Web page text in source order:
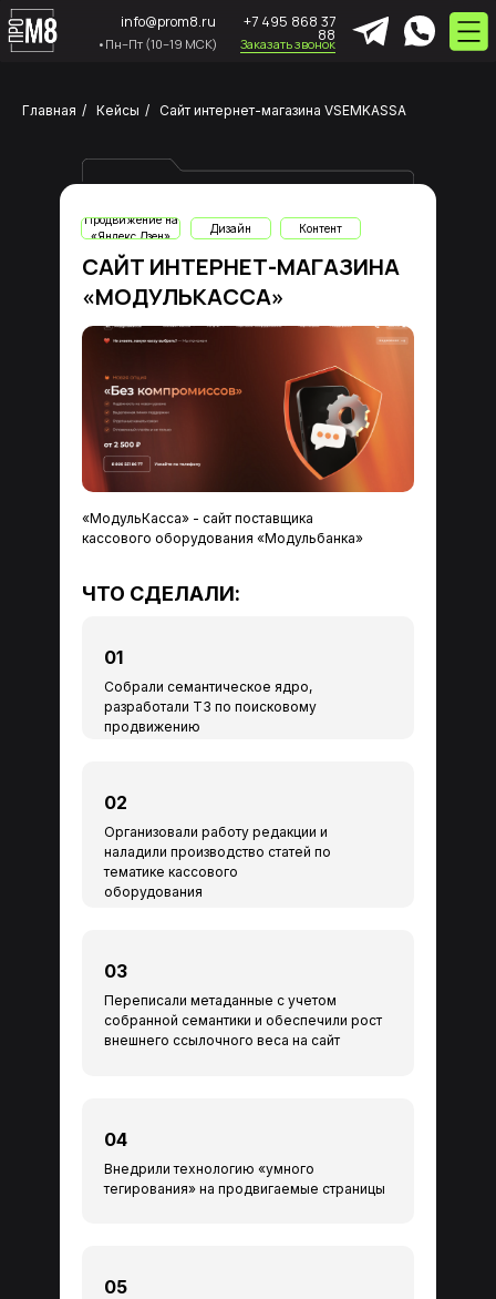
+7 495 868 37
info@prom8.ru
•Пн–Пт (10–19 МСК)
Главная / Кейсы / Сайт интернет-магазина VSEMKASSA
САЙТ ИНТЕРНЕТ-МАГАЗИНА
«МОДУЛЬКАССА»
ЧТО СДЕЛАЛИ:
Продвижение на
«Яндекс.Дзен»
Дизайн Контент
«МодульКасса» - сайт поставщика
кассового оборудования «Модульбанка»
Собрали семантическое ядро,
разработали Т3 по поисковому
продвижению
01
Организовали работу редакции и
наладили производство статей по
тематике кассового
оборудования
02
Переписали метаданные с учетом
собранной семантики и обеспечили рост
внешнего ссылочного веса на сайт
03
05
04
Внедрили технологию «умного
тегирования» на продвигаемые страницы